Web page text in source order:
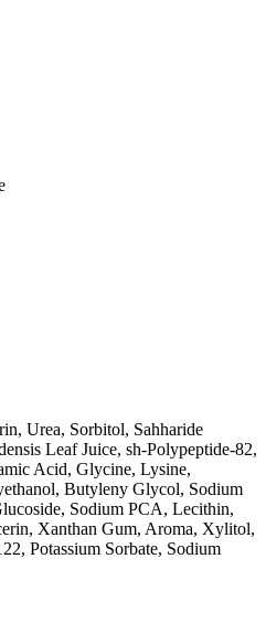
Urea, Sorbitol, Sahharide
Leaf Juice, sh-Polypeptide-82,
Acid, Glycine, Lysine,
Butylenу Glycol, Sodium
Sodium PCA, Lecithin,
Xanthan Gum, Aroma, Xylitol,
Potassium Sorbate, Sodium